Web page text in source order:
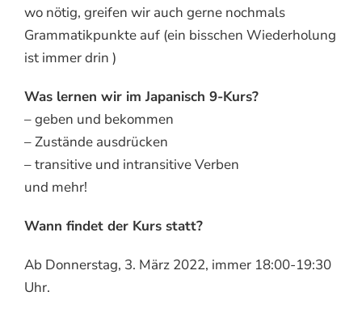
wo nötig, greifen wir auch gerne nochmals
Grammatikpunkte auf (ein bisschen Wiederholung
ist immer drin )
Was lernen wir im Japanisch 9-Kurs?
– geben und bekommen
– Zustände ausdrücken
– transitive und intransitive Verben
und mehr!
Wann findet der Kurs statt?
Ab Donnerstag, 3. März 2022, immer 18:00-19:30
Uhr.